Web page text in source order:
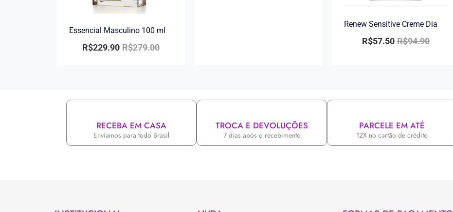
Essencial Masculino 100 ml
R$279.00
R$229.90
Renew Sensitive Creme Dia
R$94.90
R$57.50
RECEBA EM CASA
Enviamos para todo Brasil
TROCA E DEVOLUÇÕES
7 dias após o recebimento
PARCELE EM ATÉ
12X no cartão de crédito